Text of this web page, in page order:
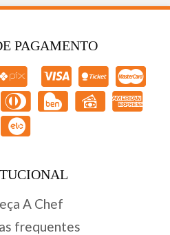
PAGAMENTO
A Chef
frequentes